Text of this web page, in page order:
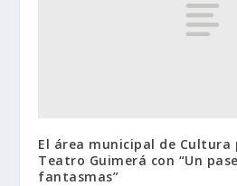
El área municipal de Cultura
Teatro Guimerá con “Un
fantasmas”